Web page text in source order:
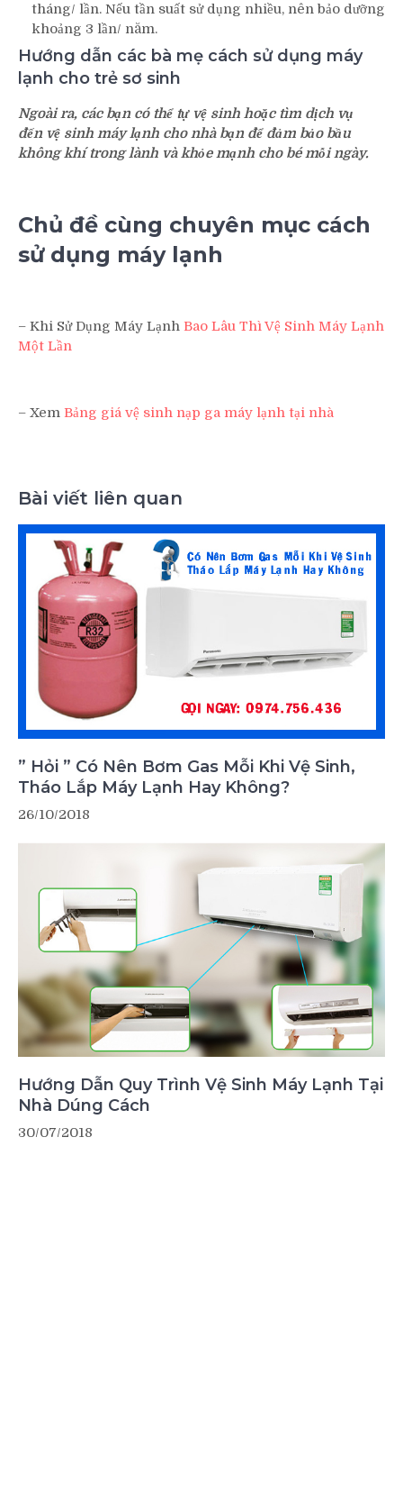
tháng/ lần. Nếu tần suất sử dụng nhiều, nên bảo dưỡng
khoảng 3 lần/ năm.
Hướng dẫn các bà mẹ cách sử dụng máy
lạnh cho trẻ sơ sinh
Ngoài ra, các bạn có thể tự vệ sinh hoặc tìm dịch vụ
đến vệ sinh máy lạnh cho nhà bạn để đảm bảo bầu
không khí trong lành và khỏe mạnh cho bé mỗi ngày.
Chủ đề cùng chuyên mục cách
sử dụng máy lạnh
– Khi Sử Dụng Máy Lạnh Bao Lâu Thì Vệ Sinh Máy Lạnh
Một Lần
– Xem Bảng giá vệ sinh nạp ga máy lạnh tại nhà
Bài viết liên quan
” Hỏi ” Có Nên Bơm Gas Mỗi Khi Vệ Sinh,
Tháo Lắp Máy Lạnh Hay Không?
26/10/2018
Hướng Dẫn Quy Trình Vệ Sinh Máy Lạnh Tại
Nhà Dúng Cách
30/07/2018